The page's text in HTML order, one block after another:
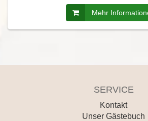
Mehr
SERVICE
Kontakt
Unser Gästebuch